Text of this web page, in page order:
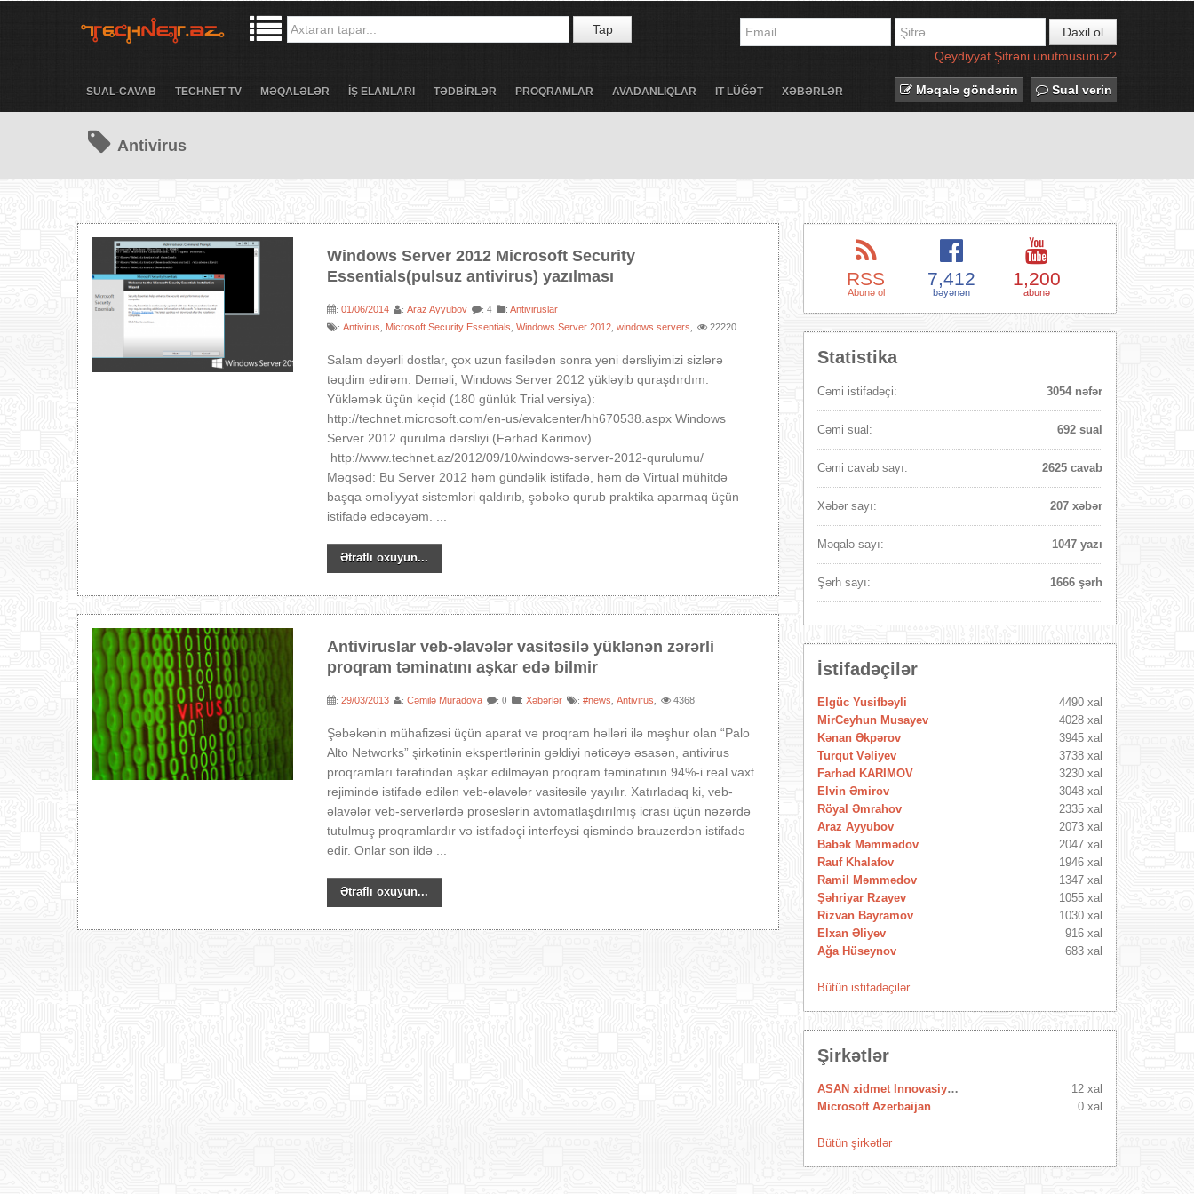
Tap
Daxil ol
Qeydiyyat Şifrəni unutmusunuz?
SUAL-CAVAB TECHNET TV MƏQALƏLƏR İŞ ELANLARI TƏDBİRLƏR PROQRAMLAR AVADANLIQLAR IT LÜĞƏT XƏBƏRLƏR Məqalə göndərin Sual verin
Antivirus
Windows Server 2012 Microsoft Security
Essentials(pulsuz antivirus) yazılması
:01/06/2014 :Araz Ayyubov : 4 :Antiviruslar
:Antivirus Microsoft Security Essentials ,Windows Server 2012 ,windows servers 22220
Salam dəyərli dostlar, çox uzun fasilədən sonra yeni dərsliyimizi sizlərə
təqdim edirəm. Deməli, Windows Server 2012 yükləyib quraşdırdım.
Yükləmək üçün keçid (180 günlük Trial versiya):
http://technet.microsoft.com/en-us/evalcenter/hh670538.aspx Windows
Server 2012 qurulma dərsliyi (Fərhad Kərimov)
http://www.technet.az/2012/09/10/windows-server-2012-qurulumu/
Məqsəd: Bu Server 2012 həm gündəlik istifadə, həm də Virtual mühitdə
başqa əməliyyat sistemləri qaldırıb, şəbəkə qurub praktika aparmaq üçün
istifadə edəcəyəm. ...
Ətraflı oxuyun...
Antiviruslar veb-əlavələr vasitəsilə yüklənən zərərli
proqram təminatını aşkar edə bilmir
:29/03/2013 :Cəmilə Muradova : 0 :Xəbərlər :#news ,Antivirus 4368
Şəbəkənin mühafizəsi üçün aparat və proqram həlləri ilə məşhur olan “Palo
Alto Networks” şirkətinin ekspertlərinin gəldiyi nəticəyə əsasən, antivirus
proqramları tərəfindən aşkar edilməyən proqram təminatının 94%-i real vaxt
rejimində istifadə edilən veb-əlavələr vasitəsilə yayılır. Xatırladaq ki, veb-
əlavələr veb-serverlərdə proseslərin avtomatlaşdırılmış icrası üçün nəzərdə
tutulmuş proqramlardır və istifadəçi interfeysi qismində brauzerdən istifadə
edir. Onlar son ildə ...
Ətraflı oxuyun...
RSS
Abunə ol
7,412
bəyənən
1,200
abunə
Statistika
Cəmi istifadəçi: 3054 nəfər
Cəmi sual: 692 sual
Cəmi cavab sayı: 2625 cavab
Xəbər sayı: 207 xəbər
Məqalə sayı: 1047 yazı
Şərh sayı: 1666 şərh
İstifadəçilər
Elgüc Yusifbəyli
4490 xal
MirCeyhun Musayev
4028 xal
Kənan Əkpərov
3945 xal
Turqut Vəliyev
3738 xal
Farhad KARIMOV
3230 xal
Elvin Əmirov
3048 xal
Röyal Əmrahov
2335 xal
Araz Ayyubov
2073 xal
Babək Məmmədov
2047 xal
Rauf Khalafov
1946 xal
Ramil Məmmədov
1347 xal
Şəhriyar Rzayev
1055 xal
Rizvan Bayramov
1030 xal
Elxan Əliyev
916 xal
Ağa Hüseynov
683 xal
Bütün istifadəçilər
Şirkətlər
ASAN xidmet Innovasiya Mərkəzi
12 xal
Microsoft Azerbaijan
0 xal
Bütün şirkətlər